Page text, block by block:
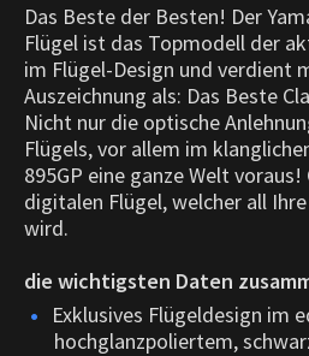
Das Beste der Besten! Der
Flügel ist das Topmodell der
im Flügel-Design und verdient
Auszeichnung als: Das Beste
Nicht nur die optische
Flügels, vor allem im
895GP eine ganze Welt voraus!
digitalen Flügel, welcher all
wird.
die wichtigsten Daten
Exklusives Flügeldesign im
hochglanzpoliertem,